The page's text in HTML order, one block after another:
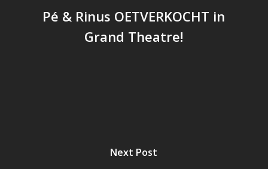
Pé & Rinus OETVERKOCHT in
Grand Theatre!
Next Post